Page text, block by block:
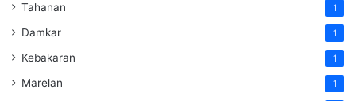
Tahanan 1
Damkar 1
Kebakaran 1
Marelan 1